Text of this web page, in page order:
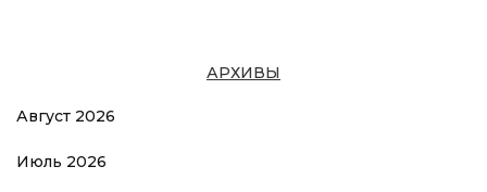
АРХИВЫ
Август 2026
Июль 2026